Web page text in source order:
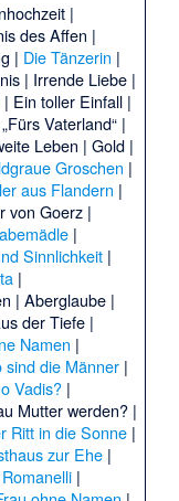
|
des Affen |
| Die Tänzerin |
| Irrende Liebe |
| Ein toller Einfall |
Vaterland“|
Leben | Gold|
Groschen |
aus Flandern |
von Goerz|
|
Sinnlichkeit |
|
| Aberglaube|
der Tiefe |
Namen |
sind die Männer |
Vadis? |
Mutter werden? |
Ritt in die Sonne|
zur Ehe|
|